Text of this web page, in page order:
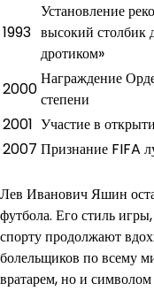
1993
Установление
высокий столбик
дротиком»
2000
Награждение
степени
2001 Участие в
2007 Признание FIFA
Лев Иванович Яшин
футбола. Его стиль
спорту продолжают
болельщиков по всему
вратарем, но и